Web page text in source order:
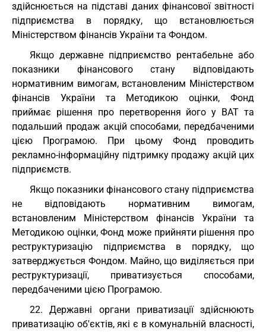
здійснюється на підставі даних фінансової звітності
підприємства в порядку, що встановлюється
Міністерством фінансів України та Фондом.
Якщо державне підприємство рентабельне або
показники фінансового стану відповідають
нормативним вимогам, встановленим Міністерством
фінансів України та Методикою оцінки, Фонд
приймає рішення про перетворення його у ВАТ та
подальший продаж акцій способами, передбаченими
цією Програмою. При цьому Фонд проводить
рекламно-інформаційну підтримку продажу акцій цих
підприємств.
Якщо показники фінансового стану підприємства
не відповідають нормативним вимогам,
встановленим Міністерством фінансів України та
Методикою оцінки, Фонд може прийняти рішення про
реструктуризацію підприємства в порядку, що
затверджується Фондом. Майно, що виділяється при
реструктуризації, приватизується способами,
передбаченими цією Програмою.
22. Державні органи приватизації здійснюють
приватизацію об'єктів, які є в комунальній власності,